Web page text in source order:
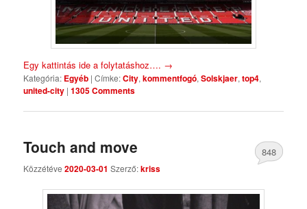
Egy kattintás ide a folytatáshoz…. →
Kategória: Egyéb |Címke:City,kommentfogó,Solskjaer,top4,
united-city |1305 Comments
Touch and move
Közzétéve2020-03-01 Szerző:kriss
848